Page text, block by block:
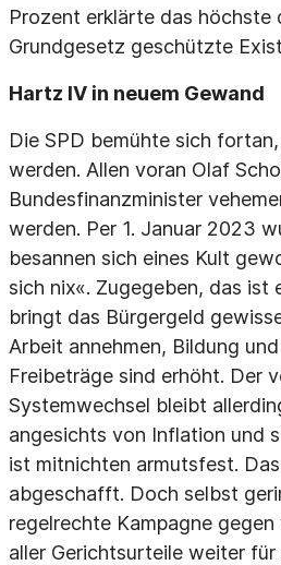
Prozent erklärte das
Grundgesetz geschützte
Hartz IV in neuem Gewand
Die SPD bemühte sich
werden. Allen voran Olaf
Bundesfinanzminister
werden. Per 1. Januar 2023
besannen sich eines Kult
sich nix«. Zugegeben, das ist
bringt das Bürgergeld
Arbeit annehmen, Bildung
Freibeträge sind erhöht. Der
Systemwechsel bleibt
angesichts von Inflation und
ist mitnichten armutsfest.
abgeschafft. Doch selbst
regelrechte Kampagne
aller Gerichtsurteile weiter